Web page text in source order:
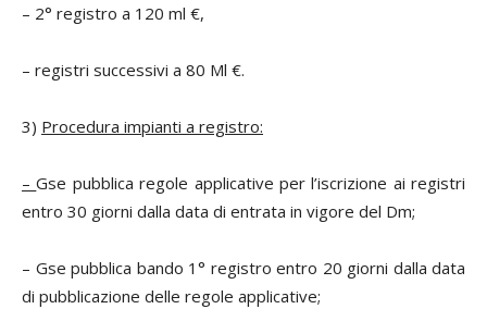
– 2° registro a 120 ml €,
– registri successivi a 80 Ml €.
3) Procedura impianti a registro:
–Gse pubblica regole applicative per l’iscrizione ai registri
entro 30 giorni dalla data di entrata in vigore del Dm;
– Gse pubblica bando 1° registro entro 20 giorni dalla data
di pubblicazione delle regole applicative;